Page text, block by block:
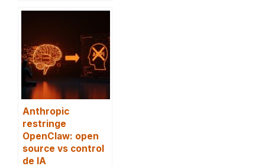
Anthropic
restringe
OpenClaw: open
source vs control
de IA